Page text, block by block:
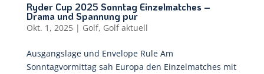
Ryder Cup 2025 Sonntag Einzelmatches –
Drama und Spannung pur
Okt. 1, 2025| Golf, Golf aktuell
Ausgangslage und Envelope Rule Am
Sonntagvormittag sah Europa den Einzelmatches mit